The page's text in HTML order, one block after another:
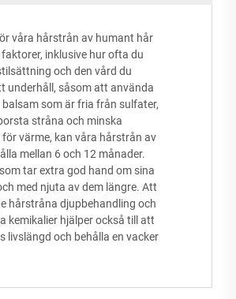
våra hårstrån av humant hår
inklusive hur ofta du
och den vård du
underhåll, såsom att använda
som är fria från sulfater,
stråna och minska
värme, kan våra hårstrån av
mellan 6 och 12 månader.
tar extra god hand om sina
med njuta av dem längre. Att
hårstråna djupbehandling och
kemikalier hjälper också till att
livslängd och behålla en vacker